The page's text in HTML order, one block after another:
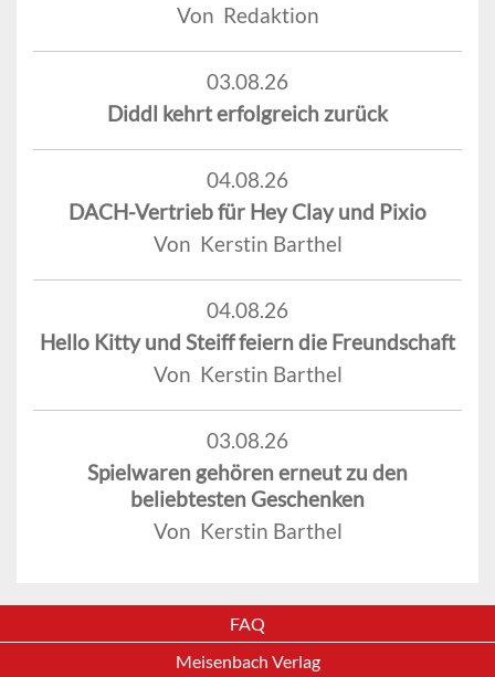
Von Redaktion
03.08.26
Diddl kehrt erfolgreich zurück
04.08.26
DACH-Vertrieb für Hey Clay und Pixio
Von Kerstin Barthel
04.08.26
Hello Kitty und Steiff feiern die Freundschaft
Von Kerstin Barthel
03.08.26
Spielwaren gehören erneut zu den
beliebtesten Geschenken
Von Kerstin Barthel
FAQ
Meisenbach Verlag